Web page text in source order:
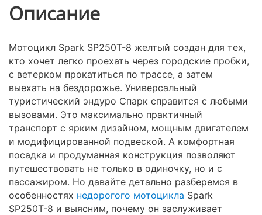
Описание
Мотоцикл Spark SP250T-8 желтый создан для тех,
кто хочет легко проехать через городские пробки,
с ветерком прокатиться по трассе, а затем
выехать на бездорожье. Универсальный
туристический эндуро Спарк справится с любыми
вызовами. Это максимально практичный
транспорт с ярким дизайном, мощным двигателем
и модифицированной подвеской. А комфортная
посадка и продуманная конструкция позволяют
путешествовать не только в одиночку, но и с
пассажиром. Но давайте детально разберемся в
особенностях недорогого мотоцикла Spark
SP250T-8 и выясним, почему он заслуживает